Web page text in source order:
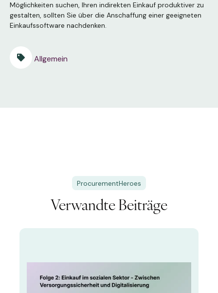
Möglichkeiten suchen, Ihren indirekten Einkauf produktiver zu
gestalten, sollten Sie über die Anschaffung einer geeigneten
Einkaufssoftware nachdenken.
Allgemein
ProcurementHeroes
Verwandte Beiträge